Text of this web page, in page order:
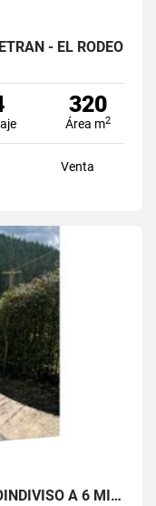
- EL RODEO
320
Área m2
Venta
LOTE DE 500 M2 EN GUARNE PROINDIVISO A 6 MINUTOS DE LA AUTOPISTA